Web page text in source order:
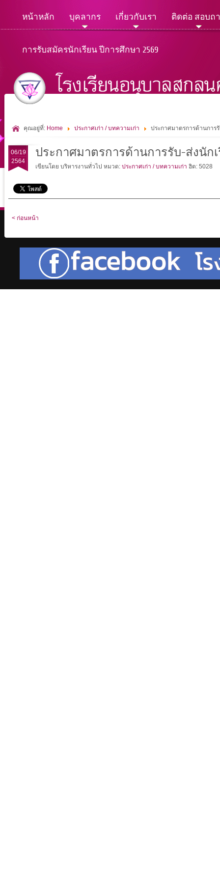
หน้าหลัก บุคลากร เกี่ยวกับเรา ติดต่อ สอบถ
การรับสมัครนักเรียน ปีการศึกษา 2569
คุณอยู่ที่: Home ประกาศเก่า / บทความเก่า ประกาศมาตรการด้านการ
06/19
2564
ประกาศมาตรการด้านการรับ-ส่งนัก
เขียนโดย บริหารงานทั่วไป หมวด: ประกาศเก่า / บทความเก่า ฮิต: 5028
< ก่อนหน้า